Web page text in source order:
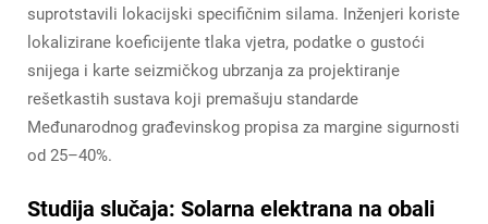
suprotstavili lokacijski specifičnim silama. Inženjeri koriste
lokalizirane koeficijente tlaka vjetra, podatke o gustoći
snijega i karte seizmičkog ubrzanja za projektiranje
rešetkastih sustava koji premašuju standarde
Međunarodnog građevinskog propisa za margine sigurnosti
od 25–40%.
Studija slučaja: Solarna elektrana na obali